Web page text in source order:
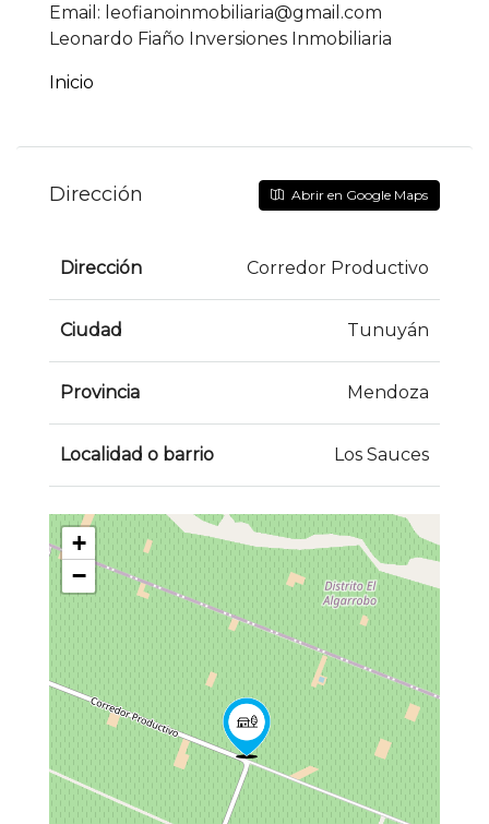
Email: leofianoinmobiliaria@gmail.com
Leonardo Fiaño Inversiones Inmobiliaria
Inicio
Dirección Abrir en Google Maps
Dirección Corredor Productivo
Ciudad Tunuyán
Provincia Mendoza
Localidad o barrio Los Sauces
+
−